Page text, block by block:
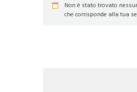
Non è stato trovato
che corrisponde alla tua